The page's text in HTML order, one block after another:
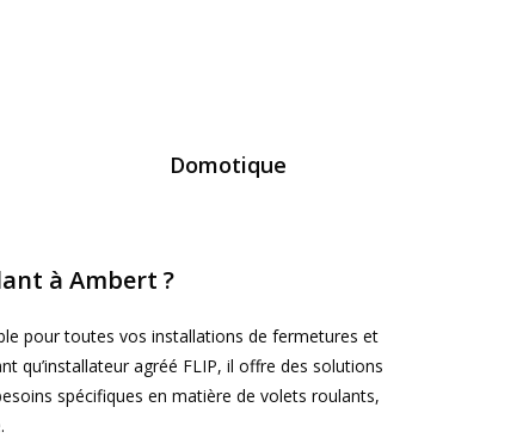
Domotique
à Ambert ?
pour toutes vos installations de fermetures et
qu’installateur agréé FLIP, il offre des solutions
spécifiques en matière de volets roulants,